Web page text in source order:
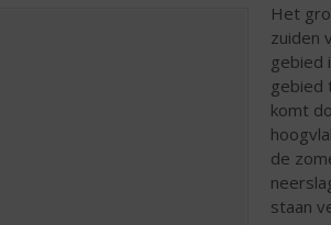
Het
zuiden
gebied
gebied
komt
de
staan